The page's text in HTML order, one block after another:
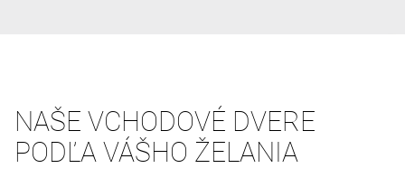
NAŠE VCHODOVÉ DVERE
PODĽA VÁŠHO ŽELANIA